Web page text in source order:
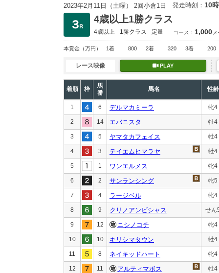
2023年2月11日（土曜） 2回小倉1日 発走時刻： 10
4歳以上1勝クラス
4歳以上 1勝クラス 定量 コース： 1,000
本賞金 （万円） 1着 800 2着 320 3着 200
レース映像 PLAY
着順 枠
馬
番
馬名 性齢
1 6 デルマカミーラ 牝4
2 14 エバニスタ 牡4
3 5 ヤマタカフェイス 牡4
4 3 テイエムヒマラヤ 牡4
5 1 ワンエルメス 牝4
6 2 サンランシング 牝5
7 4 ラージベル 牝4
8 9 クリノアンビシャス せん
9 12 ニシノコチ 牝4
10 10 キリシマタウン 牡4
11 8 ネイキッドハート 牝4
12 11 アルティマボス 牡4